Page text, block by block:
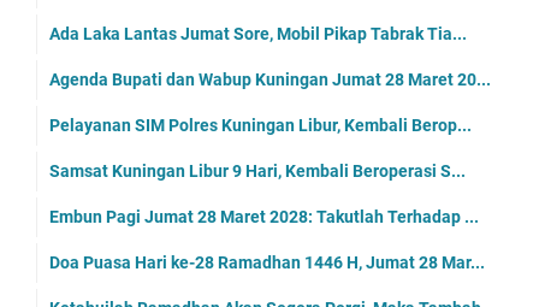
Ada Laka Lantas Jumat Sore, Mobil Pikap Tabrak Tia...
Agenda Bupati dan Wabup Kuningan Jumat 28 Maret 20...
Pelayanan SIM Polres Kuningan Libur, Kembali Berop...
Samsat Kuningan Libur 9 Hari, Kembali Beroperasi S...
Embun Pagi Jumat 28 Maret 2028: Takutlah Terhadap ...
Doa Puasa Hari ke-28 Ramadhan 1446 H, Jumat 28 Mar...